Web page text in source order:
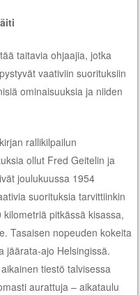
taitavia ohjaajia, jotka
vaativiin suorituksiin
ominaisuuksia ja niiden
rallikilpailun
ollut Fred Geitelin ja
joulukuussa 1954
suorituksia tarvittiinkin
pitkässä kisassa,
Tasaisen nopeuden kokeita
jäärata-ajo Helsingissä.
tiestö talvisessa
aurattuja – aikataulu